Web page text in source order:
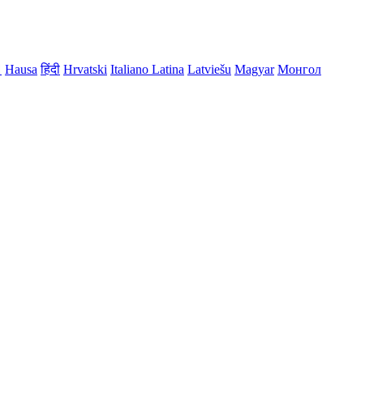
Hausa हिंदी Hrvatski Italiano Latina Latviešu Magyar Монгол